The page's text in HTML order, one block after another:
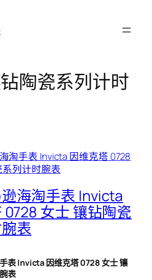
陶瓷系列计时
海淘手表 Invicta
0728 女士 镶钻陶瓷
表
表 Invicta 因维克塔 0728 女士 镶
表